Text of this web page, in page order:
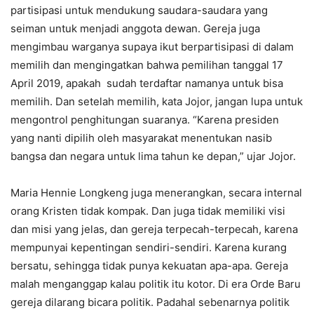
partisipasi untuk mendukung saudara-saudara yang
seiman untuk menjadi anggota dewan. Gereja juga
mengimbau warganya supaya ikut berpartisipasi di dalam
memilih dan mengingatkan bahwa pemilihan tanggal 17
April 2019, apakah sudah terdaftar namanya untuk bisa
memilih. Dan setelah memilih, kata Jojor, jangan lupa untuk
mengontrol penghitungan suaranya. “Karena presiden
yang nanti dipilih oleh masyarakat menentukan nasib
bangsa dan negara untuk lima tahun ke depan,” ujar Jojor.
Maria Hennie Longkeng juga menerangkan, secara internal
orang Kristen tidak kompak. Dan juga tidak memiliki visi
dan misi yang jelas, dan gereja terpecah-terpecah, karena
mempunyai kepentingan sendiri-sendiri. Karena kurang
bersatu, sehingga tidak punya kekuatan apa-apa. Gereja
malah menganggap kalau politik itu kotor. Di era Orde Baru
gereja dilarang bicara politik. Padahal sebenarnya politik